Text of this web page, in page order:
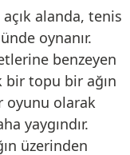
alanda, tenis
oynanır.
benzeyen
topu bir ağın
oyunu olarak
yaygındır.
üzerinden